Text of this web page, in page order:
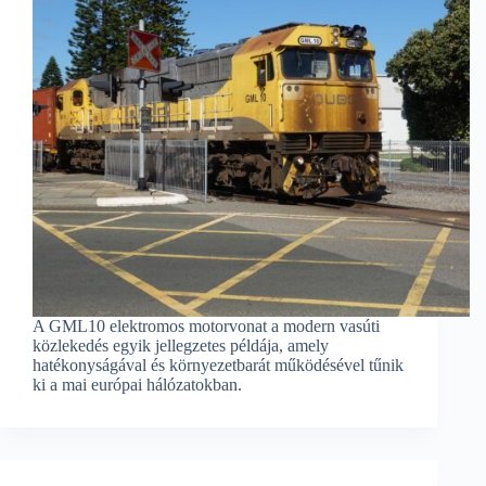
A GML10 elektromos motorvonat a modern vasúti
közlekedés egyik jellegzetes példája, amely
hatékonyságával és környezetbarát működésével tűnik
ki a mai európai hálózatokban.